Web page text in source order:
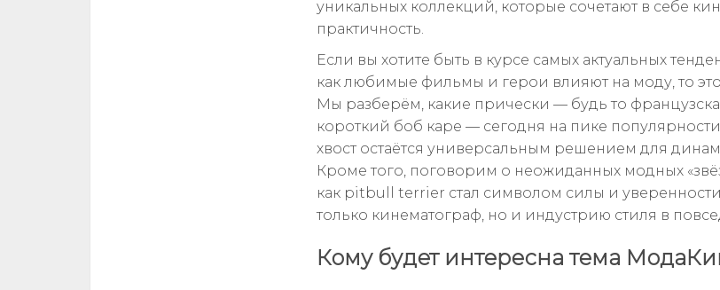
уникальных коллекций, которые сочетают в себе
практичность.
Если вы хотите быть в курсе самых актуальных
как любимые фильмы и герои влияют на моду, то
Мы разберём, какие прически — будь то
короткий боб каре — сегодня на пике
хвост остаётся универсальным решением для
Кроме того, поговорим о неожиданных модных
как pitbull terrier стал символом силы и
только кинематограф, но и индустрию стиля в
Кому будет интересна тема